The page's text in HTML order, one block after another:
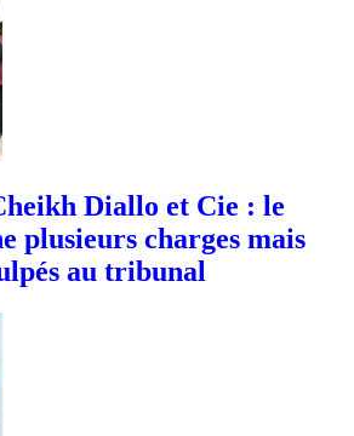
Diallo et Cie : le
plusieurs charges mais
au tribunal